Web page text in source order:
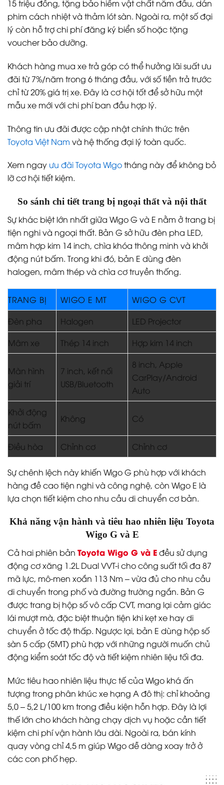
15 triệu đồng, tặng bảo hiểm vật chất năm đầu, dán
phim cách nhiệt và thảm lót sàn. Ngoài ra, một số đại
lý còn hỗ trợ chi phí đăng ký biển số hoặc tặng
voucher bảo dưỡng.
Khách hàng mua xe trả góp có thể hưởng lãi suất ưu
đãi từ 7%/năm trong 6 tháng đầu, với số tiền trả trước
chỉ từ 20% giá trị xe. Đây là cơ hội tốt để sở hữu một
mẫu xe mới với chi phí ban đầu hợp lý.
Thông tin ưu đãi được cập nhật chính thức trên
Toyota Việt Nam và hệ thống đại lý toàn quốc.
Xem ngay ưu đãi Toyota Wigotháng này để không bỏ
lỡ cơ hội tiết kiệm.
So sánh chi tiết trang bị ngoại thất và nội thất
Sự khác biệt lớn nhất giữa Wigo G và E nằm ở trang bị
tiện nghi và ngoại thất. Bản G sở hữu đèn pha LED,
mâm hợp kim 14 inch, chìa khóa thông minh và khởi
động nút bấm. Trong khi đó, bản E dùng đèn
halogen, mâm thép và chìa cơ truyền thống.
TRANG BỊ WIGO E MT
WIGO G CVT
Đèn pha
Halogen
LED Projector
Mâm xe
Thép 14 inch Hợp kim 14 inch
Màn hình
giải trí
7 inch, kết nối
USB/Bluetooth
8 inch, Apple
CarPlay/Android
Auto
Khởi động
nút bấm
Không Có
Điều hòa Chỉnh cơ Chỉnh cơ
Sự chênh lệch này khiến Wigo G phù hợp với khách
hàng đề cao tiện nghi và công nghệ, còn Wigo E là
lựa chọn tiết kiệm cho nhu cầu di chuyển cơ bản.
Khả năng vận hành và tiêu hao nhiên liệu Toyota
Wigo G và E
Cả hai phiên bản Toyota Wigo G và Eđều sử dụng
động cơ xăng 1.2L Dual VVT-i cho công suất tối đa 87
mã lực, mô-men xoắn 113 Nm – vừa đủ cho nhu cầu
di chuyển trong phố và đường trường ngắn. Bản G
được trang bị hộp số vô cấp CVT, mang lại cảm giác
lái mượt mà, đặc biệt thuận tiện khi kẹt xe hay di
chuyển ở tốc độ thấp. Ngược lại, bản E dùng hộp số
sàn 5 cấp (5MT) phù hợp với những người muốn chủ
động kiểm soát tốc độ và tiết kiệm nhiên liệu tối đa.
Mức tiêu hao nhiên liệu thực tế của Wigo khá ấn
tượng trong phân khúc xe hạng A đô thị: chỉ khoảng
5,0 – 5,2 L/100 km trong điều kiện hỗn hợp. Đây là lợi
thế lớn cho khách hàng chạy dịch vụ hoặc cần tiết
kiệm chi phí vận hành lâu dài. Ngoài ra, bán kính
quay vòng chỉ 4,5 m giúp Wigo dễ dàng xoay trở ở
các con phố hẹp.